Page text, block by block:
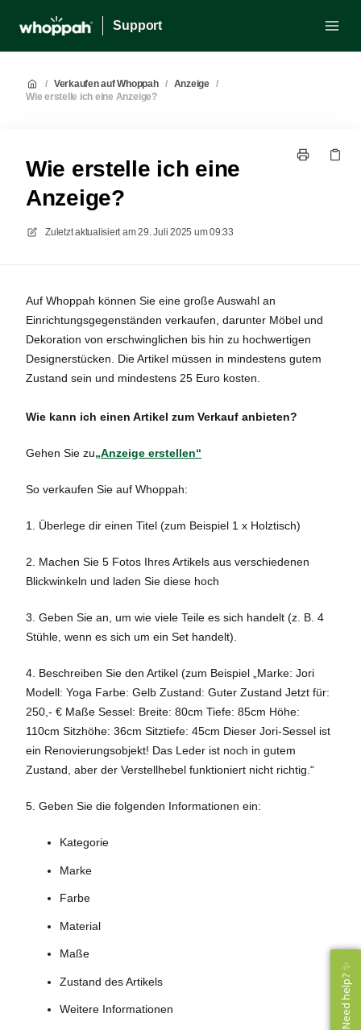
Support
/ Verkaufen auf Whoppah / Anzeige /
Wie erstelle ich eine Anzeige?
Wie erstelle ich eine
Anzeige?
Zuletzt aktualisiert am29. Juli 2025 um 09:33
Auf Whoppah können Sie eine große Auswahl an
Einrichtungsgegenständen verkaufen, darunter Möbel und
Dekoration von erschwinglichen bis hin zu hochwertigen
Designerstücken. Die Artikel müssen in mindestens gutem
Zustand sein und mindestens 25 Euro kosten.
Wie kann ich einen Artikel zum Verkauf anbieten?
Gehen Sie zu„Anzeige erstellen“
So verkaufen Sie auf Whoppah:
1. Überlege dir einen Titel (zum Beispiel 1 x Holztisch)
2. Machen Sie 5 Fotos Ihres Artikels aus verschiedenen
Blickwinkeln und laden Sie diese hoch
3. Geben Sie an, um wie viele Teile es sich handelt (z. B. 4
Stühle, wenn es sich um ein Set handelt).
4. Beschreiben Sie den Artikel (zum Beispiel „Marke: Jori
Modell: Yoga Farbe: Gelb Zustand: Guter Zustand Jetzt für:
250,- € Maße Sessel: Breite: 80cm Tiefe: 85cm Höhe:
110cm Sitzhöhe: 36cm Sitztiefe: 45cm Dieser Jori-Sessel ist
ein Renovierungsobjekt! Das Leder ist noch in gutem
Zustand, aber der Verstellhebel funktioniert nicht richtig.“
5. Geben Sie die folgenden Informationen ein:
Kategorie
Marke
Farbe
Material
Maße
Zustand des Artikels
Weitere Informationen Need help? ✨
Need help? ✨